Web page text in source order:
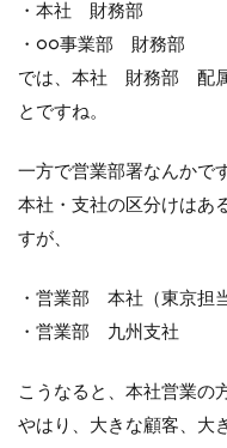
・本社 財務部
・○○事業部 財務部
では、本社 財務部 配属
とですね。
一方で営業部署なんかで
本社・支社の区分けはあ
すが、
・営業部 本社（東京担
・営業部 九州支社
こうなると、本社営業の
やはり、大きな顧客、大